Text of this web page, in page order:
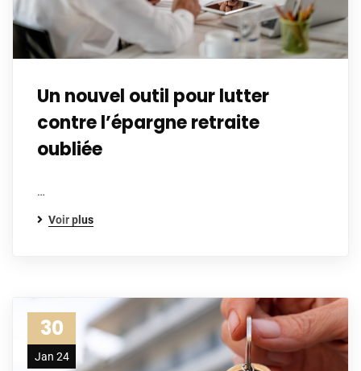
Un nouvel outil pour lutter
contre l’épargne retraite
oubliée
…
Voir plus
30
Jan 24